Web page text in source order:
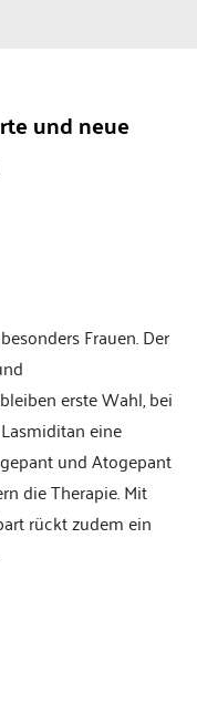
und neue
Frauen. Der
erste Wahl, bei
eine
und Atogepant
die Therapie. Mit
rückt zudem ein